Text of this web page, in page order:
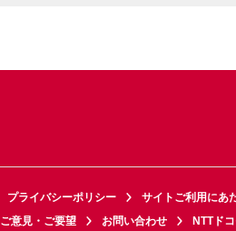
プライバシーポリシー サイトご利用にあ
ご意見・ご要望 お問い合わせ NTTド